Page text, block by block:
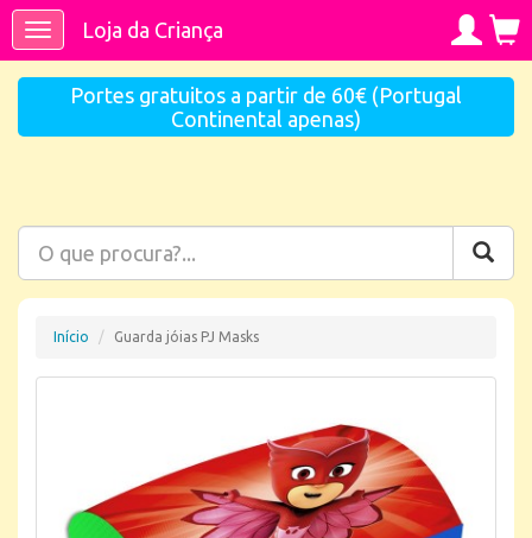
ToggleLoja da Criança
Portes gratuitos a partir de 60€ (Portugal
Continental apenas)
Início Guarda jóias PJ Masks